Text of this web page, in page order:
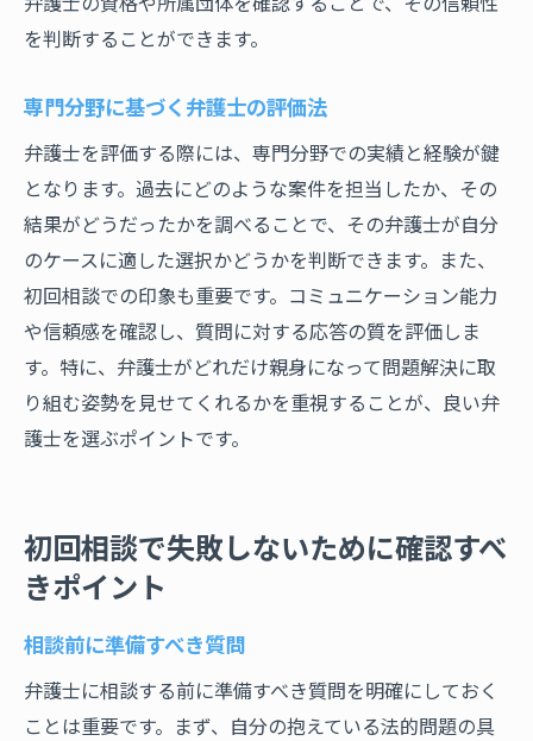
を判断することができます。
専門分野に基づく弁護士の評価法
弁護士を評価する際には、専門分野での実績と経験が鍵
となります。過去にどのような案件を担当したか、その
結果がどうだったかを調べることで、その弁護士が自分
のケースに適した選択かどうかを判断できます。また、
初回相談での印象も重要です。コミュニケーション能力
や信頼感を確認し、質問に対する応答の質を評価しま
す。特に、弁護士がどれだけ親身になって問題解決に取
り組む姿勢を見せてくれるかを重視することが、良い弁
護士を選ぶポイントです。
初回相談で失敗しないために確認すべ
きポイント
相談前に準備すべき質問
弁護士に相談する前に準備すべき質問を明確にしておく
ことは重要です。まず、自分の抱えている法的問題の具